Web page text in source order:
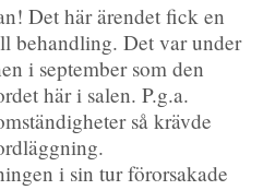
Det här ärendet fick en
behandling. Det var under
i september som den
här i salen. P.g.a.
så krävde
i sin tur förorsakade